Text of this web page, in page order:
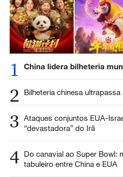
1 China lidera bilheteria
2 Bilheteria chinesa
3 Ataques conjuntos EUA-
“devastadora” do Irã
4 Do canavial ao Super Bowl:
tabuleiro entre China e EUA